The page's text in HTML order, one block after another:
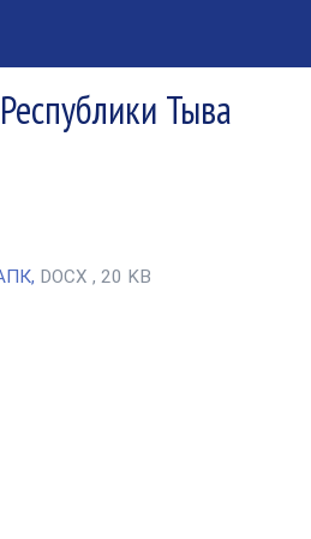
Тыва
DOCX , 20 KB